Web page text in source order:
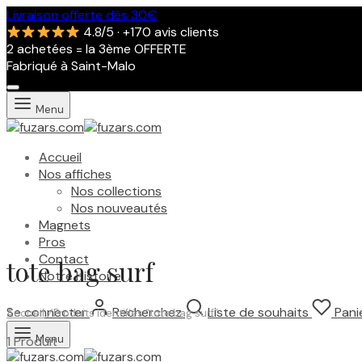
Livraison offerte dès 30€
4.8/5 · +170 avis clients
2 achetées = la 3ème OFFERTE
Fabriqué à Saint-Malo
Menu
Accueil
Nos affiches
Nos collections
Nos nouveautés
Magnets
Pros
Contact
Notre Histoire
Se connecter Recherchez Liste de souhaits
Menu
tote bag surf
Accueil/Produits identifiés “tote bag surf”
1 Produit